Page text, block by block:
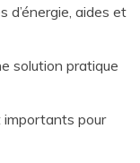
d’énergie, aides et
solution pratique
importants pour